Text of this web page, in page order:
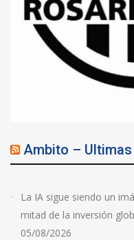
Ambito –
La IA sigue siendo un
mitad de la inversión
05/08/2026